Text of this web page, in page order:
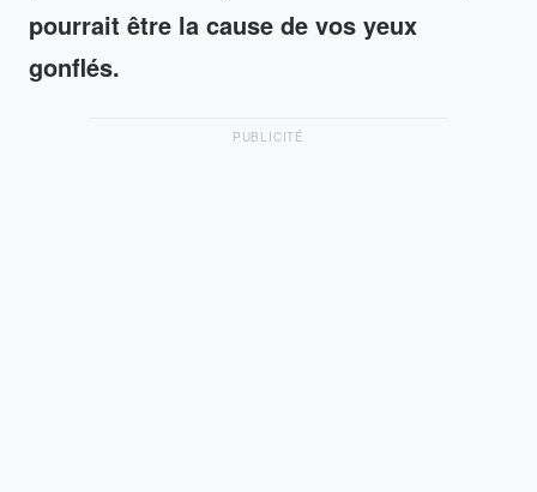
pourrait être la cause de vos yeux
gonflés.
PUBLICITÉ